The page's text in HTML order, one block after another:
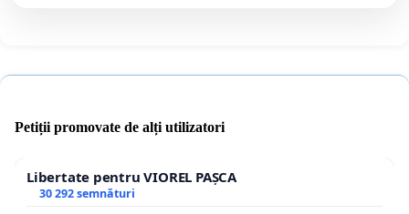
Petiții promovate de alți utilizatori
Libertate pentru VIOREL PAȘCA
30 292 semnături